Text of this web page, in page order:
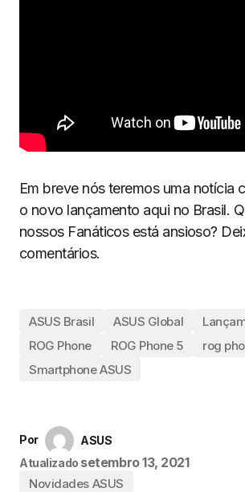
Em breve nós teremos uma notícia
o novo lançamento aqui no Brasil.
nossos Fanáticos está ansioso?
comentários.
ASUS Brasil ASUS Global
ROG Phone
ROG Phone 5
rog
Smartphone ASUS
Por
ASUS
Atualizado setembro 13, 2021
Novidades ASUS